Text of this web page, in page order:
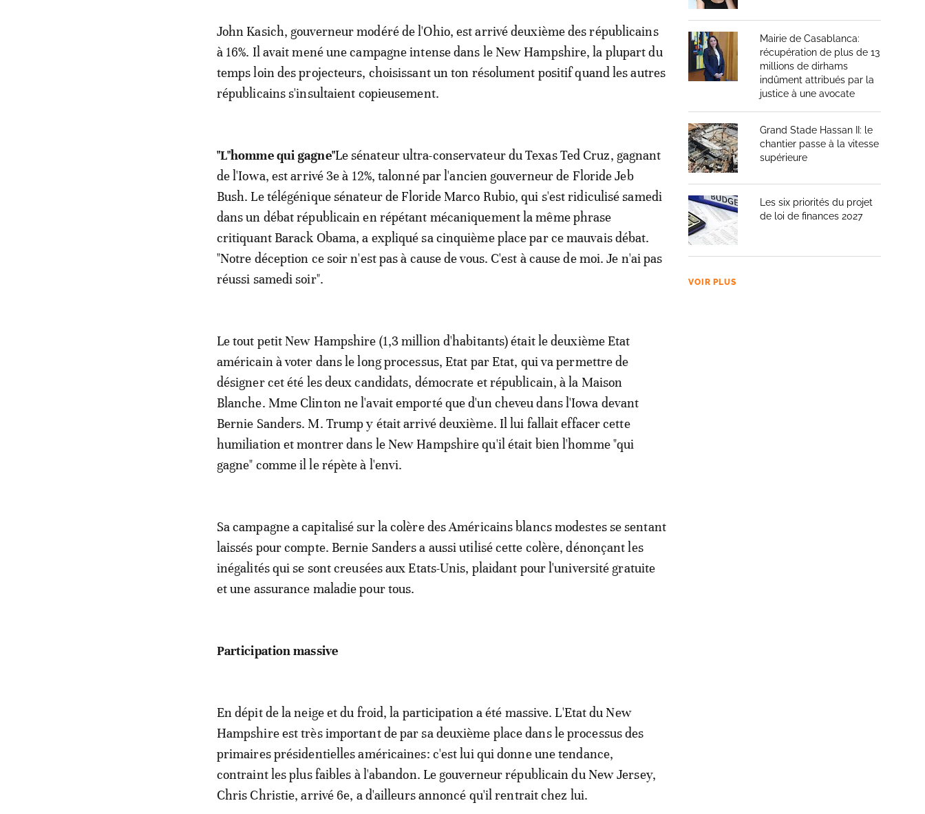
John Kasich, gouverneur modéré de l'Ohio, est arrivé deuxième des républicains
à 16%. Il avait mené une campagne intense dans le New Hampshire, la plupart du
temps loin des projecteurs, choisissant un ton résolument positif quand les autres
républicains s'insultaient copieusement.
"L"homme qui gagne"Le sénateur ultra-conservateur du Texas Ted Cruz, gagnant
de l'Iowa, est arrivé 3e à 12%, talonné par l'ancien gouverneur de Floride Jeb
Bush. Le télégénique sénateur de Floride Marco Rubio, qui s'est ridiculisé samedi
dans un débat républicain en répétant mécaniquement la même phrase
critiquant Barack Obama, a expliqué sa cinquième place par ce mauvais débat.
"Notre déception ce soir n'est pas à cause de vous. C'est à cause de moi. Je n'ai pas
réussi samedi soir".
Le tout petit New Hampshire (1,3 million d'habitants) était le deuxième Etat
américain à voter dans le long processus, Etat par Etat, qui va permettre de
désigner cet été les deux candidats, démocrate et républicain, à la Maison
Blanche. Mme Clinton ne l'avait emporté que d'un cheveu dans l'Iowa devant
Bernie Sanders. M. Trump y était arrivé deuxième. Il lui fallait effacer cette
humiliation et montrer dans le New Hampshire qu'il était bien l'homme "qui
gagne" comme il le répète à l'envi.
Sa campagne a capitalisé sur la colère des Américains blancs modestes se sentant
laissés pour compte. Bernie Sanders a aussi utilisé cette colère, dénonçant les
inégalités qui se sont creusées aux Etats-Unis, plaidant pour l'université gratuite
et une assurance maladie pour tous.
Participation massive
En dépit de la neige et du froid, la participation a été massive. L'Etat du New
Hampshire est très important de par sa deuxième place dans le processus des
primaires présidentielles américaines: c'est lui qui donne une tendance,
contraint les plus faibles à l'abandon. Le gouverneur républicain du New Jersey,
Chris Christie, arrivé 6e, a d'ailleurs annoncé qu'il rentrait chez lui.
Mairie de Casablanca:
récupération de plus de 13
millions de dirhams
indûment attribués par la
justice à une avocate
Grand Stade Hassan II: le
chantier passe à la vitesse
supérieure
Les six priorités du projet
de loi de finances 2027
VOIR PLUS